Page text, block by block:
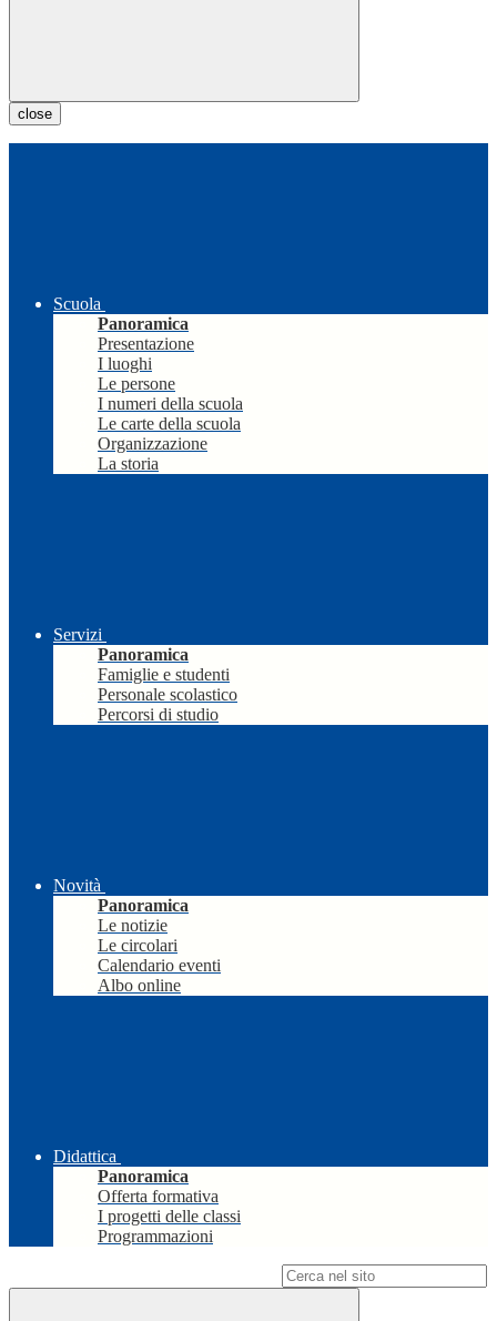
close
Scuola
Panoramica
Presentazione
I luoghi
Le persone
I numeri della scuola
Le carte della scuola
Organizzazione
La storia
Servizi
Panoramica
Famiglie e studenti
Personale scolastico
Percorsi di studio
Novità
Panoramica
Le notizie
Le circolari
Calendario eventi
Albo online
Didattica
Panoramica
Offerta formativa
I progetti delle classi
Programmazioni